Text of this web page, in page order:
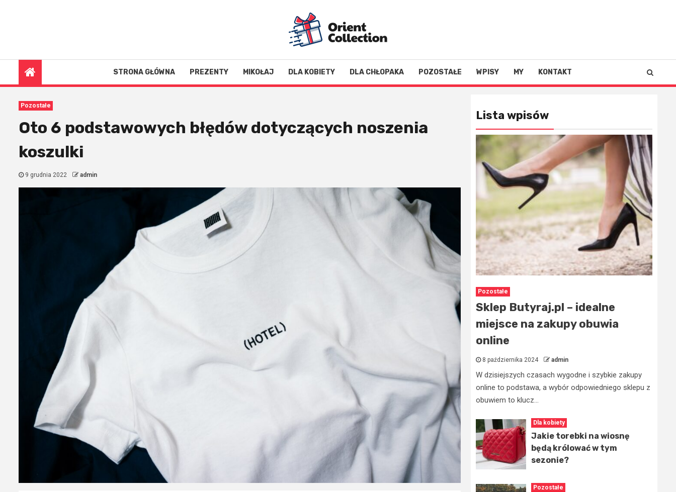
STRONA GŁÓWNA PREZENTY MIKOŁAJ DLA KOBIETY DLA CHŁOPAKA POZOSTAŁE WPISY MY KONTAKT
Pozostałe
Oto 6 podstawowych błędów dotyczących noszenia
koszulki
9 grudnia 2022 admin
Lista wpisów
Pozostałe
Sklep Butyraj.pl – idealne
miejsce na zakupy obuwia
online
8 października 2024 admin
W dzisiejszych czasach wygodne i szybkie zakupy
online to podstawa, a wybór odpowiedniego sklepu z
obuwiem to klucz...
Dla kobiety
Jakie torebki na wiosnę
będą królować w tym
sezonie?
Pozostałe